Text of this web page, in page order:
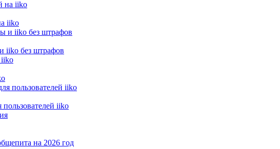
iiko
iiko без штрафов
iiko